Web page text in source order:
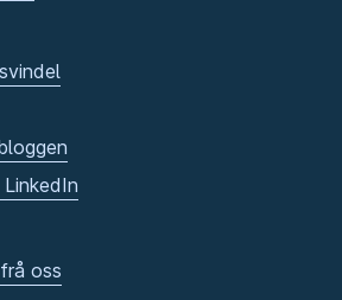
oss